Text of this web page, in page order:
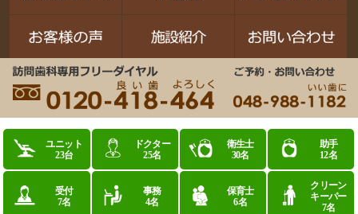
ユニット
23台
ドクター
25名
衛生士
30名
助手
12名
受付
7名
事務
4名
保育士
6名
クリーン
キーパー
7名